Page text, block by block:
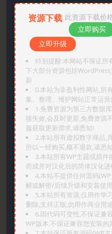
资源下载 此资源下载价
立即购买
立即升级
特别提醒:本网站不保证所
下大部分资源包括
新
0.本站为非盈利性网站,所
集、整理、维护网站正常运
1.免费资源为第三方数据
接失效,会及时更新,免费资源
服获取更新需求,请悉知!
2.本站所有虚拟数字商品,
所以一经购买,概不退款,请悉
3.本站所有WP主题或插
而成并对汉化后的简体汉化进
4.本站不提供任何源码
解或解密/后续升级和安装使
5.本站所有资源,仅用作学
删除,支持正版,勿用作商业用
6.因代码可变性,不保证兼
WP版本.不保证兼容您安装的